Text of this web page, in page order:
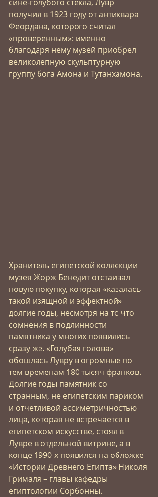
сине-голубого стекла, Лувр
получил в 1923 году от антиквара
Феордана, которого считал
«проверенным»: именно
благодаря нему музей приобрел
великолепную скульптурную
группу бога Амона и Тутанхамона.
Хранитель египетской коллекции
музея Жорж Бенедит отстаивал
новую покупку, которая «казалась
такой изящной и эффектной»
долгие годы, несмотря на то что
сомнения в подлинности
памятника у многих появились
сразу же. «Голубая голова»
обошлась Лувру в огромные по
тем временам 180 тысяч франков.
Долгие годы памятник со
странным, не египетским париком
и отчетливой ассиметричностью
лица, которая не встречается в
египетском искусстве, стоял в
Лувре в отдельной витрине, а в
конце 1990-х появился на обложке
«Истории Древнего Египта» Николя
Грималя – главы кафедры
египтологии Сорбонны.